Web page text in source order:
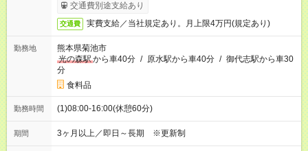
交通費別途支給あり
交通費 実費支給／当社規定あり。月上限4万円(規定あり)
勤務地
熊本県菊池市
光の森駅から車40分 / 原水駅から車40分 / 御代志駅から車30
分
食料品
勤務時間 (1)08:00-16:00(休憩60分)
期間 3ヶ月以上／即日～長期 ※更新制